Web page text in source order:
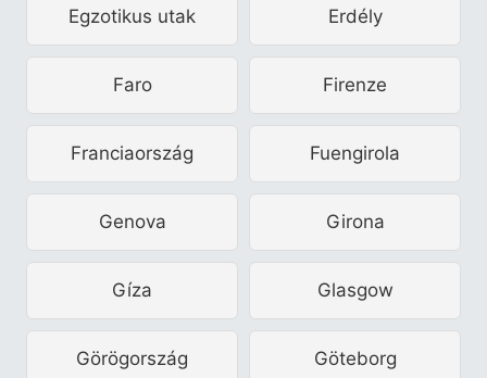
Egzotikus utak Erdély
Faro Firenze
Franciaország Fuengirola
Genova Girona
Gíza Glasgow
Görögország Göteborg